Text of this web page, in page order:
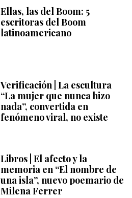
Ellas, las del Boom: 5
escritoras del Boom
latinoamericano
Verificación | La escultura
“La mujer que nunca hizo
nada”, convertida en
fenómeno viral, no existe
Libros | El afecto y la
memoria en “El nombre de
una isla”, nuevo poemario de
Milena Ferrer